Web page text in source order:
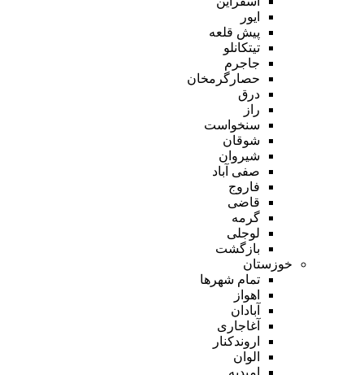
ایور
پیش قلعه
تیتکانلو
جاجرم
حصارگرمخان
درق
راز
سنخواست
شوقان
شیروان
صفی آباد
فاروج
قاضی
گرمه
لوجلی
بازگشت
خوزستان
تمام شهر‌ها
اهواز
آبادان
آغاجاری
اروندکنار
الوان
امیدیه